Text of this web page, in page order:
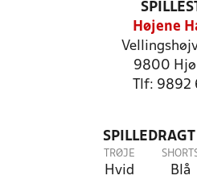
Højene
9800
Tlf: 9892
TRØJE
Hvid Blå